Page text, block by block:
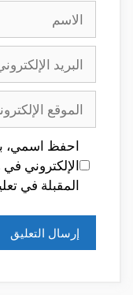
الاسم
البريد
الإلكتروني
الموقع
الإلكتروني
احفظ اسمي،
الإلكتروني
المقبلة في